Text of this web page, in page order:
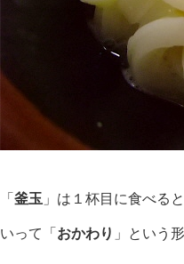
「 釜玉 」は１杯目に食べる
いって「 おかわり 」という